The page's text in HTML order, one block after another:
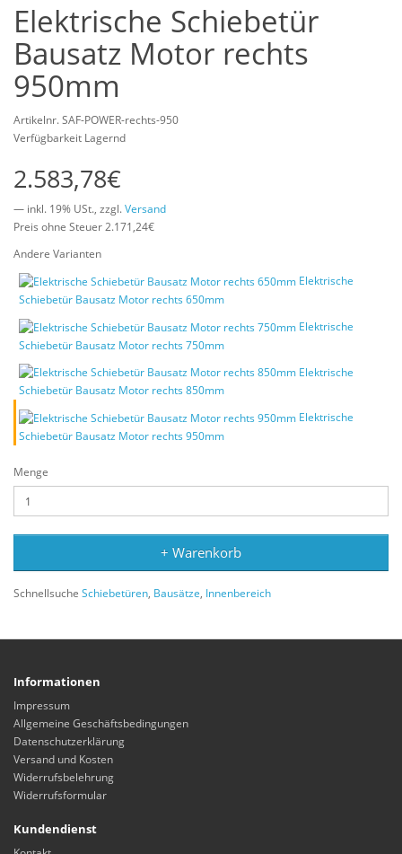
Elektrische Schiebetür
Bausatz Motor rechts
950mm
Artikelnr. SAF-POWER-rechts-950
Verfügbarkeit Lagernd
2.583,78€
— inkl. 19% USt., zzgl.Versand
Preis ohne Steuer 2.171,24€
Andere Varianten
Elektrische
Schiebetür Bausatz Motor rechts 650mm
Elektrische
Schiebetür Bausatz Motor rechts 750mm
Elektrische
Schiebetür Bausatz Motor rechts 850mm
Elektrische
Schiebetür Bausatz Motor rechts 950mm
Menge
+ Warenkorb
Schnellsuche Schiebetüren, Bausätze, Innenbereich
Informationen
Impressum
Allgemeine Geschäftsbedingungen
Datenschutzerklärung
Versand und Kosten
Widerrufsbelehrung
Widerrufsformular
Kundendienst